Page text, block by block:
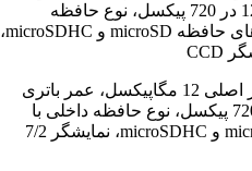
باتری 100 دقیقه، کیفیت تصویربرداری 1280 در 720 پیکسل، نوع حافظه
حافظه داخلی با قابلیت پشتیبانی از کارت‌های حافظه microSD و microSDHC،
کیفیت حسگر اصلی 12 مگاپیکسل، عمر باتری
158 دقیقه، کیفیت تصویربرداری 1280 در 720 پیکسل، نوع حافظه داخلی با
قابلیت پشتیبانی از کارت‌های حافظه microSD و microSDHC، نمایشگر 7/2